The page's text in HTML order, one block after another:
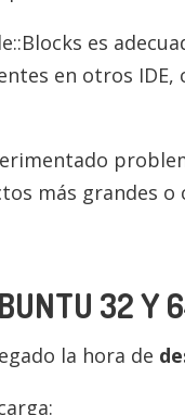
es
en otros
más grandes o
32 Y
la hora de